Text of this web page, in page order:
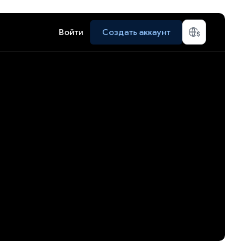
Войти Создать аккаунт